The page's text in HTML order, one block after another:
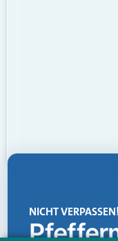
NICHT VERPASSEN!